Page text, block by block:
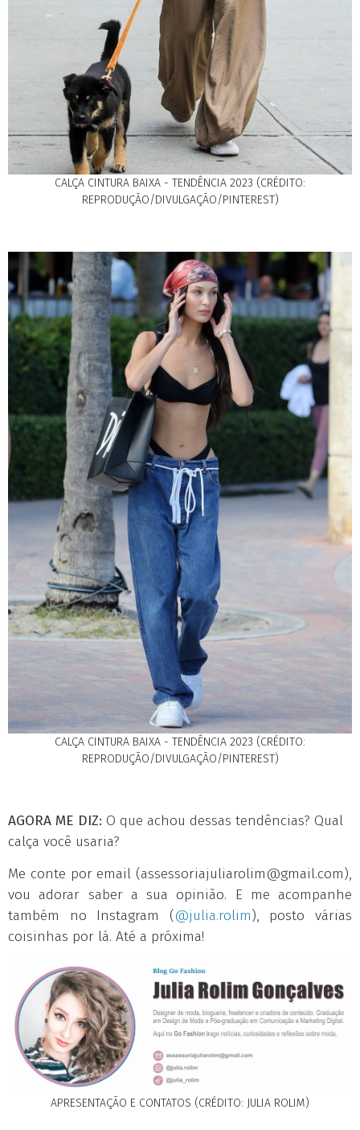
CALÇA CINTURA BAIXA - TENDÊNCIA 2023 (CRÉDITO:
REPRODUÇÃO/DIVULGAÇÃO/PINTEREST)
CALÇA CINTURA BAIXA - TENDÊNCIA 2023 (CRÉDITO:
REPRODUÇÃO/DIVULGAÇÃO/PINTEREST)
AGORA ME DIZ: O que achou dessas tendências? Qual
calça você usaria?
Me conte por email (assessoriajuliarolim@gmail.com),
vou adorar saber a sua opinião. E me acompanhe
também no Instagram (@julia.rolim), posto várias
coisinhas por lá. Até a próxima!
APRESENTAÇÃO E CONTATOS (CRÉDITO: JULIA ROLIM)